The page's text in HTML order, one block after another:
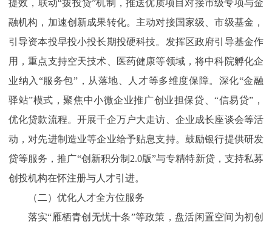
提效，联动“拨投贷”机制，推送优质项目对接市级专项与金
融机构，加速创新成果转化。主动对接国家级、市级基金，
引导资本投早投小投长期投硬科技。发挥区政府引导基金作
用，重点支持空天技术、医药健康等领域，将中科院孵化企
业纳入“服务包”，从落地、人才等多维度保障。深化“金融
驿站”模式，聚焦中小微企业推广创业担保贷、“信易贷”，
优化贷款流程。开展千企万户大走访、企业成长座谈会等活
动，对先进制造业等企业给予贴息支持。鼓励银行提供研发
贷等服务，推广“创新积分制2.0版”与专精特新贷，支持私募
创投机构在怀注册与人才引进。
（二）优化人才全方位服务
落实“雁栖青创无忧十条”等政策，盘活闲置空间为初创